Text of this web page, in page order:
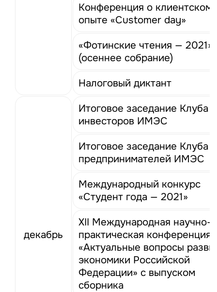
Конференция о клиентском
опыте «Customer day»
«Фотинские чтения — 2021»
(осеннее собрание)
Налоговый диктант
декабрь
Итоговое заседание Клуба
инвесторов ИМЭС
Итоговое заседание Клуба
предпринимателей ИМЭС
Международный конкурс
«Студент года — 2021»
XII Международная научно-
практическая конференция
«Актуальные вопросы
экономики Российской
Федерации» с выпуском
сборника